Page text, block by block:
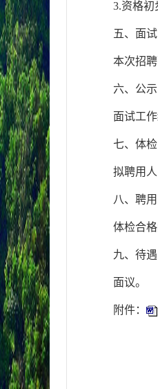
3.资格初
五、面试
本次招
六、公示
面试工
七、体检
拟聘用
八、聘用
体检合
九、待遇
面议。
附件：